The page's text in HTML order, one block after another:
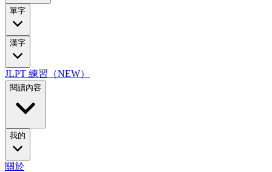
單字
漢字
JLPT 練習（NEW）
閱讀內容
我的
關於